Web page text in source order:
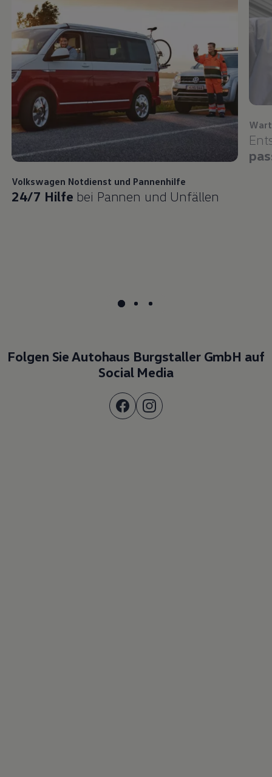
Volkswagen Notdienst und Pannenhilfe
24/7 Hilfe bei Pannen und Unfällen
Folgen Sie Autohaus Burgstaller GmbH auf
Social Media